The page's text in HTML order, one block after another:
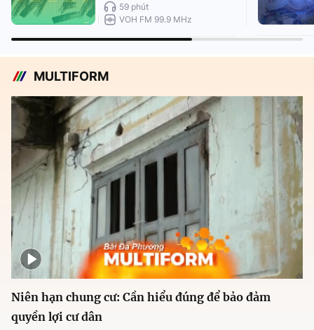
59 phút
VOH FM 99.9 MHz
MULTIFORM
Niên hạn chung cư: Cần hiểu đúng để bảo đảm
quyền lợi cư dân